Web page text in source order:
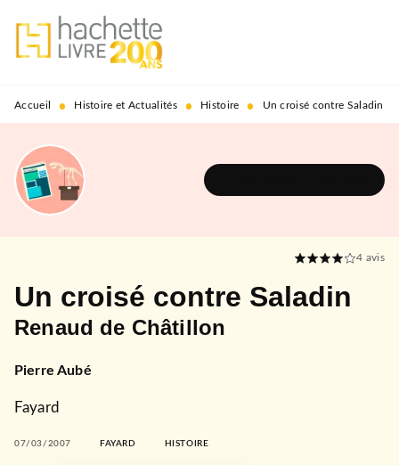
MENU RECHERCHE
PIED DE PAGE
Accueil • Histoire et Actualités • Histoire • Un croisé contre Saladin
4 avis
Un croisé contre Saladin
Renaud de Châtillon
Pierre Aubé
Fayard
07/03/2007 FAYARD HISTOIRE